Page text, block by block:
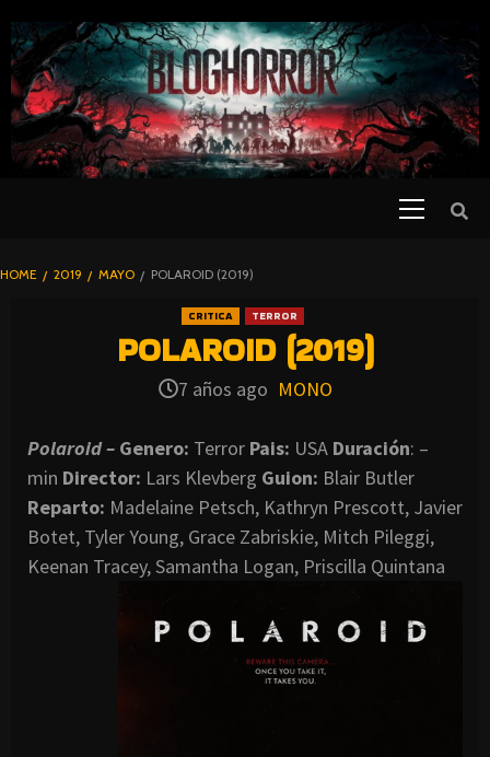
TO
CONTENT
BLOGHORROR
HOME 2019 MAYO POLAROID (2019)
CRITICA TERROR
POLAROID (2019)
7 años ago MONO
Polaroid – Genero: Terror Pais: USA Duración: –
min Director: Lars Klevberg Guion: Blair Butler
Reparto: Madelaine Petsch, Kathryn Prescott, Javier
Botet, Tyler Young, Grace Zabriskie, Mitch Pileggi,
Keenan Tracey, Samantha Logan, Priscilla Quintana